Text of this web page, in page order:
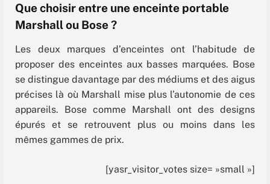
Que choisir entre une enceinte portable
Marshall ou Bose ?
Les deux marques d’enceintes ont l’habitude de
proposer des enceintes aux basses marquées. Bose
se distingue davantage par des médiums et des aigus
précises là où Marshall mise plus l’autonomie de ces
appareils. Bose comme Marshall ont des designs
épurés et se retrouvent plus ou moins dans les
mêmes gammes de prix.
[yasr_visitor_votes size= »small »]